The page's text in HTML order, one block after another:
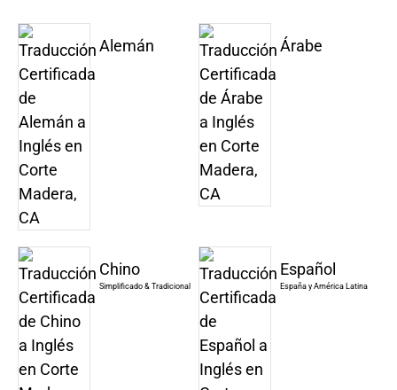
Alemán Árabe
Chino
Simplificado & Tradicional
Español
España y América Latina